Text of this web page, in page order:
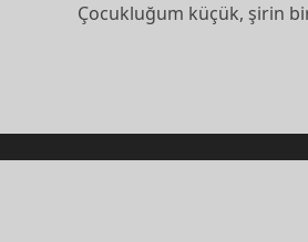
Çocukluğum küçük, şirin